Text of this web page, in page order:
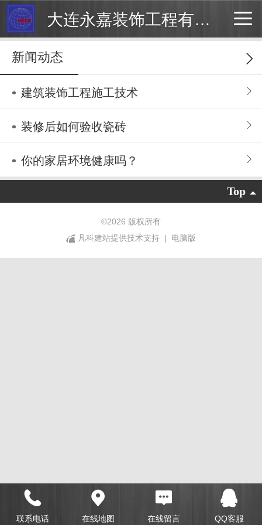
大连永嘉装饰工程有限公司
新闻动态
建筑装饰工程施工技术
装修后如何验收瓷砖
你的家居环境健康吗？
Top
©2026 版权所有
凡科建站提供技术支持
| 电脑版
联系电话 在线地图 在线留言 QQ客服